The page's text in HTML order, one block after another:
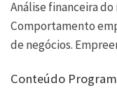
Análise financeira do
Comportamento
de negócios.
Conteúdo